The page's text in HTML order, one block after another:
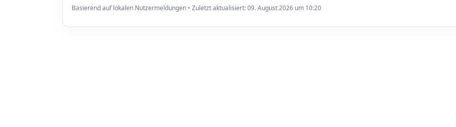
Basierend auf lokalen Nutzermeldungen • Zuletzt aktualisiert: 09. August 2026 um 10:20